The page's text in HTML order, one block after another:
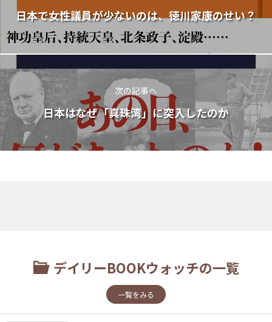
日本で女性議員が少ないのは、徳川家康のせい？
次の記事へ
日本はなぜ「真珠湾」に突入したのか
デイリーBOOKウォッチの一覧
一覧をみる